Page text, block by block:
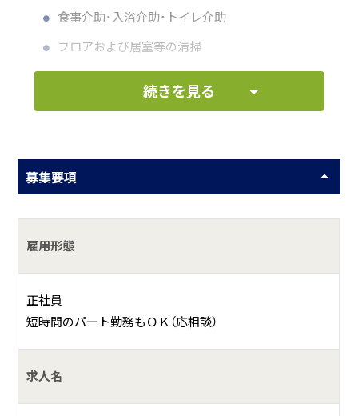
食事介助・入浴介助・トイレ介助
フロアおよび居室等の清掃
ベッドメイキング
何をしている会社？
房総の花々・自然に囲まれた温暖な地で、入所定員88名の「介
護老人保健施設 晴耕苑（せいこうえん）」の運営を行ってい
ます。
ショートステイ・デイケアだけではなく、居宅介護支援事業
また職員に対しても、教育や資格取得の支援などの成長でき
る環境を整えていたり、勤務時間の調整など働きやすい施設
続きを見る
募集要項
雇用形態
正社員
短時間のパート勤務もＯＫ（応相談）
求人名